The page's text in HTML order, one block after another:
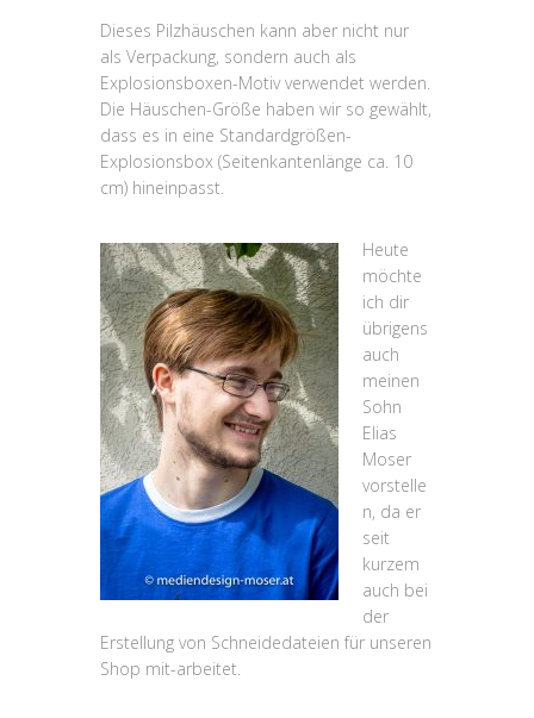
Dieses Pilzhäuschen kann aber nicht nur
als Verpackung, sondern auch als
Explosionsboxen-Motiv verwendet werden.
Die Häuschen-Größe haben wir so gewählt,
dass es in eine Standardgrößen-
Explosionsbox (Seitenkantenlänge ca. 10
cm) hineinpasst.
Heute
möchte
ich dir
übrigens
auch
meinen
Sohn
Elias
Moser
vorstelle
n, da er
seit
kurzem
auch bei
der
Erstellung von Schneidedateien für unseren
Shop mit-arbeitet.